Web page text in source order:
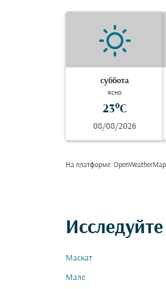
суббота
ясно
23°C
08/08/2026
На платформе:
Маскат
Мале